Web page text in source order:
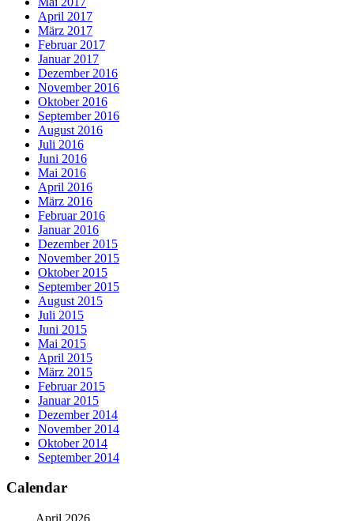
April 2017
März 2017
Februar 2017
Januar 2017
Dezember 2016
November 2016
Oktober 2016
September 2016
August 2016
Juli 2016
Juni 2016
Mai 2016
April 2016
März 2016
Februar 2016
Januar 2016
Dezember 2015
November 2015
Oktober 2015
September 2015
August 2015
Juli 2015
Juni 2015
Mai 2015
April 2015
März 2015
Februar 2015
Januar 2015
Dezember 2014
November 2014
Oktober 2014
September 2014
Calendar
April 2026